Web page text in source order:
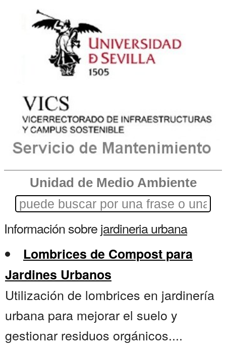
Unidad de Medio Ambiente
Información sobrejardineria urbana
Lombrices de Compost para
Jardines Urbanos
Utilización de lombrices en jardinería
urbana para mejorar el suelo y
gestionar residuos orgánicos....